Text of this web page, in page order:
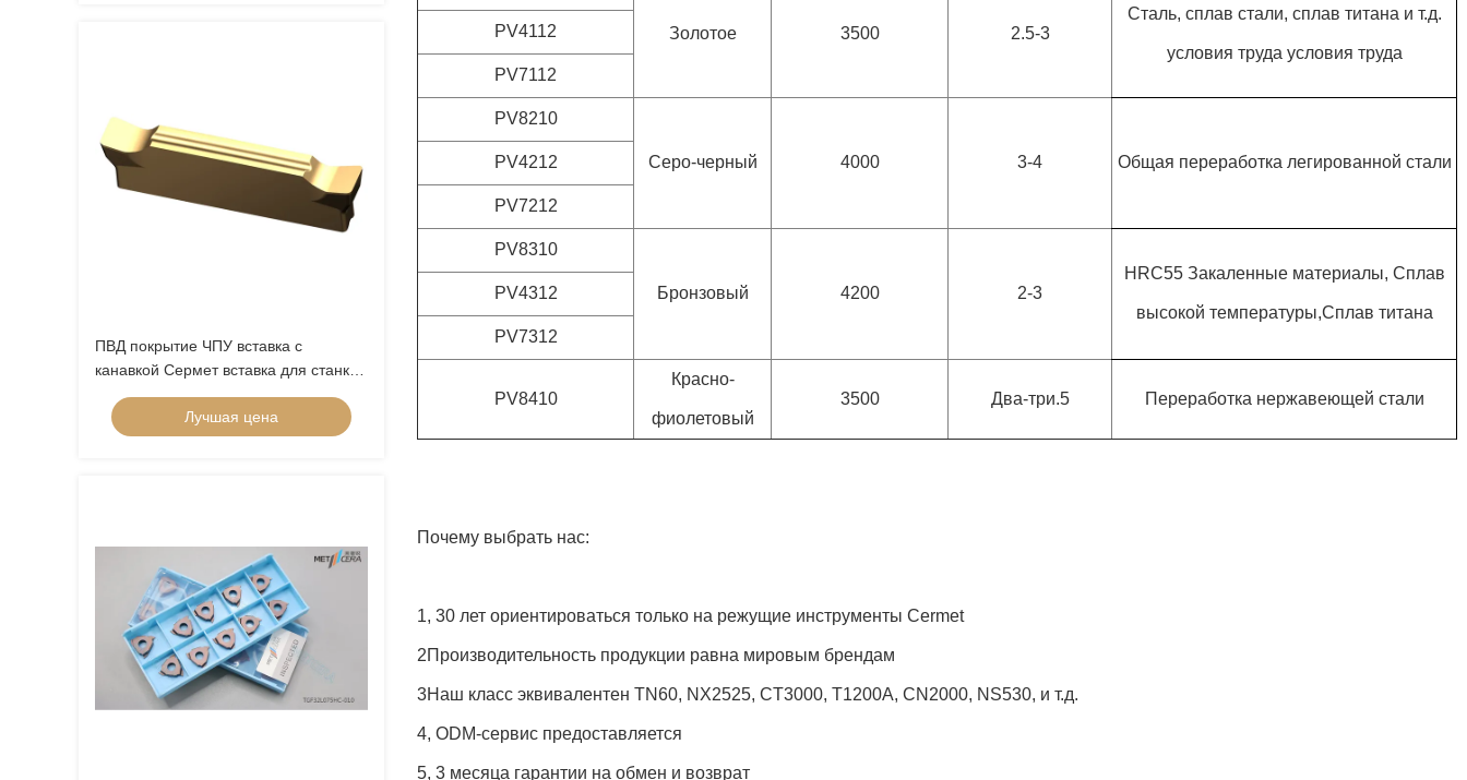
ПВД покрытие ЧПУ вставка с
канавкой Сермет вставка для станка
CNC-токарного станка Долговечность
MGGN 300
Лучшая цена
Золотое 3500 2.5-3
Сталь, сплав стали, сплав титана и т.д.
условия труда условия труда
PV4112
PV7112
PV8210
Серо-черный 4000 3-4 Общая переработка легированной стали
PV4212
PV7212
PV8310
Бронзовый 4200 2-3
HRC55 Закаленные материалы, Сплав
высокой температуры,Сплав титана
PV4312
PV7312
PV8410
Красно-
фиолетовый
3500 Два-три.5 Переработка нержавеющей стали
Почему выбрать нас:
1, 30 лет ориентироваться только на режущие инструменты Cermet
2Производительность продукции равна мировым брендам
3Наш класс эквивалентен TN60, NX2525, CT3000, T1200A, CN2000, NS530, и т.д.
4, ODM-сервис предоставляется
5, 3 месяца гарантии на обмен и возврат